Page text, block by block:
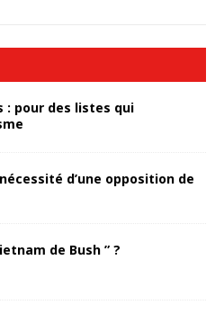
: pour des listes qui
d’une opposition de
de Bush ” ?